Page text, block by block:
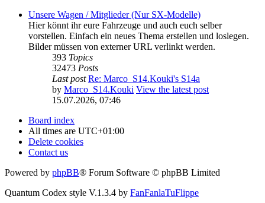
Unsere Wagen / Mitglieder (Nur SX-Modelle)
Hier könnt ihr eure Fahrzeuge und auch euch selber
vorstellen. Einfach ein neues Thema erstellen und loslegen.
Bilder müssen von externer URL verlinkt werden.
393 Topics
32473 Posts
Last post Re: Marco_S14.Kouki's S14a
by Marco_S14.Kouki View the latest post
15.07.2026, 07:46
Board index
All times are UTC+01:00
Delete cookies
Contact us
Powered by phpBB® Forum Software © phpBB Limited
Quantum Codex style V.1.3.4 by FanFanlaTuFlippe